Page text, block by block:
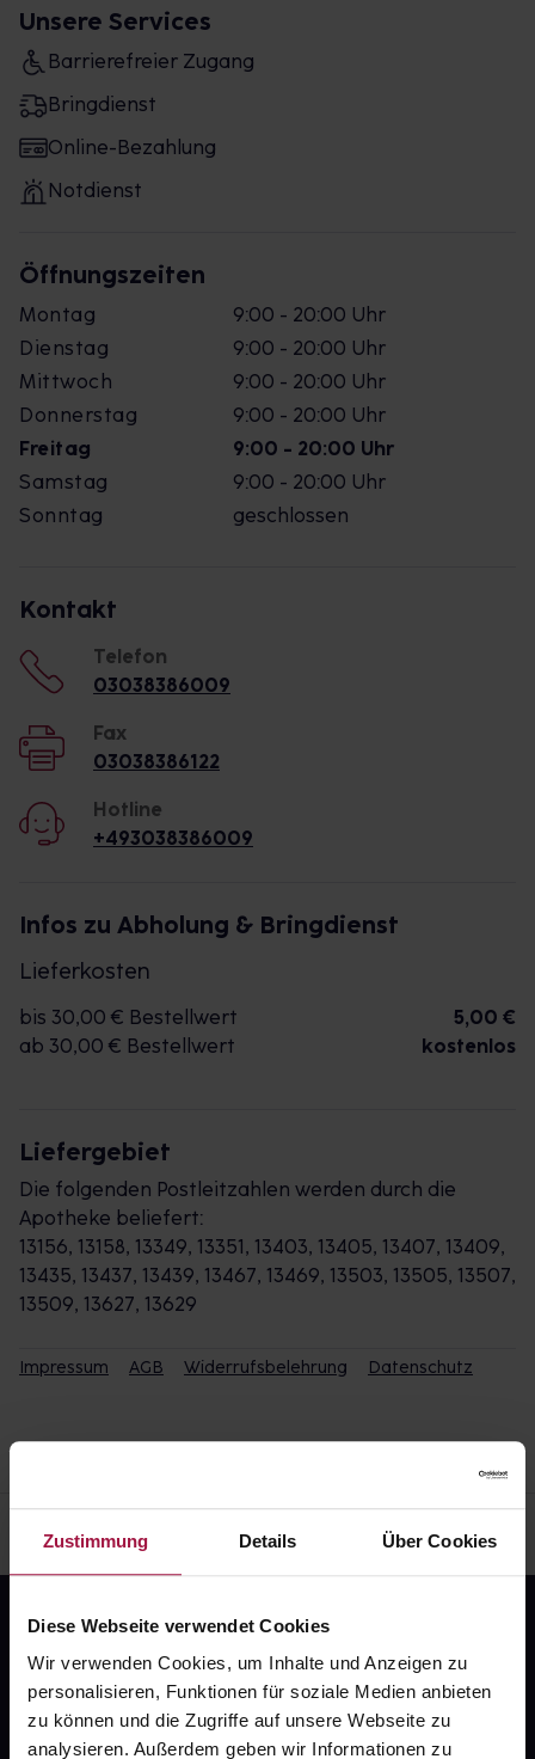
Zustimmung Details Über Cookies
Diese Webseite verwendet Cookies
Wir verwenden Cookies, um Inhalte und Anzeigen zu
personalisieren, Funktionen für soziale Medien anbieten
zu können und die Zugriffe auf unsere Webseite zu
analysieren. Außerdem geben wir Informationen zu
Unsere Services
Barrierefreier Zugang
Bringdienst
Online-Bezahlung
Notdienst
Öffnungszeiten
Montag
9:00 - 20:00 Uhr
Dienstag
9:00 - 20:00 Uhr
Mittwoch
9:00 - 20:00 Uhr
Donnerstag
9:00 - 20:00 Uhr
Freitag
9:00 - 20:00 Uhr
Samstag
9:00 - 20:00 Uhr
Sonntag
geschlossen
Kontakt
Telefon
03038386009
Fax
03038386122
Hotline
+493038386009
Infos zu Abholung & Bringdienst
Lieferkosten
bis 30,00 € Bestellwert
5,00 €
ab 30,00 € Bestellwert
kostenlos
Liefergebiet
Die folgenden Postleitzahlen werden durch die
Apotheke beliefert:
13156, 13158, 13349, 13351, 13403, 13405, 13407, 13409,
13435, 13437, 13439, 13467, 13469, 13503, 13505, 13507,
13509, 13627, 13629
Impressum AGB Widerrufsbelehrung Datenschutz